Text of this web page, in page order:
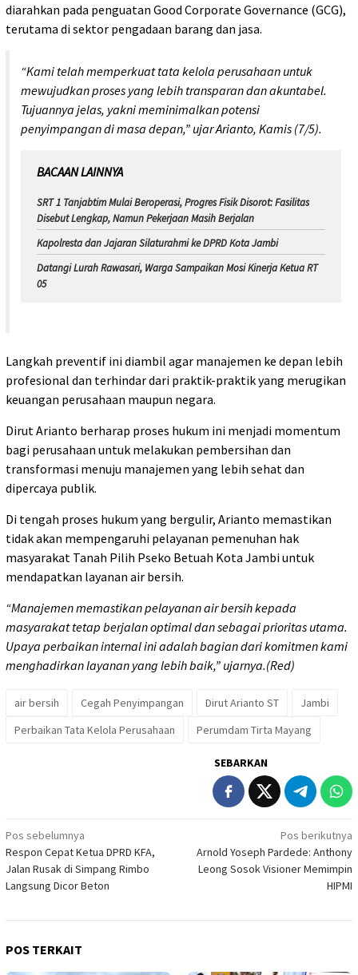
diarahkan pada penguatan Good Corporate Governance (GCG),
terutama di sektor pengadaan barang dan jasa.
“Kami telah memperkuat tata kelola perusahaan untuk
mewujudkan proses yang lebih transparan dan akuntabel.
Tujuannya jelas, yakni meminimalkan potensi
penyimpangan di masa depan,” ujar Arianto, Kamis (7/5).
BACAAN LAINNYA
SRT 1 Tanjabtim Mulai Beroperasi, Progres Fisik Disorot: Fasilitas
Disebut Lengkap, Namun Pekerjaan Masih Berjalan
Kapolresta dan Jajaran Silaturahmi ke DPRD Kota Jambi
Datangi Lurah Rawasari, Warga Sampaikan Mosi Kinerja Ketua RT
05
Langkah preventif ini diambil agar manajemen ke depan lebih
profesional dan terhindar dari praktik-praktik yang merugikan
keuangan perusahaan maupun negara.
Dirut Arianto berharap proses hukum ini menjadi momentum
bagi perusahaan untuk melakukan pembersihan dan
transformasi menuju manajemen yang lebih sehat dan
dipercaya publik.
Di tengah proses hukum yang bergulir, Arianto memastikan
tidak akan mempengaruhi pelayanan pemenuhan hak
masyarakat Tanah Pilih Pseko Betuah Kota Jambi untuk
mendapatkan layanan air bersih.
“Manajemen memastikan pelayanan air bersih kepada
masyarakat tetap berjalan optimal dan sebagai prioritas utama.
Upaya perbaikan internal ini adalah bagian dari komitmen kami
menghadirkan layanan yang lebih baik,” ujarnya.(Red)
air bersih Cegah Penyimpangan Dirut Arianto ST
Jambi
Perbaikan Tata Kelola Perusahaan
Perumdam Tirta Mayang
SEBARKAN
Navigasi
pos
Pos sebelumnya
Respon Cepat Ketua DPRD KFA,
Jalan Rusak di Simpang Rimbo
Langsung Dicor Beton
Pos berikutnya
Arnold Yoseph Pardede: Anthony
Leong Sosok Visioner Memimpin
HIPMI
POS TERKAIT